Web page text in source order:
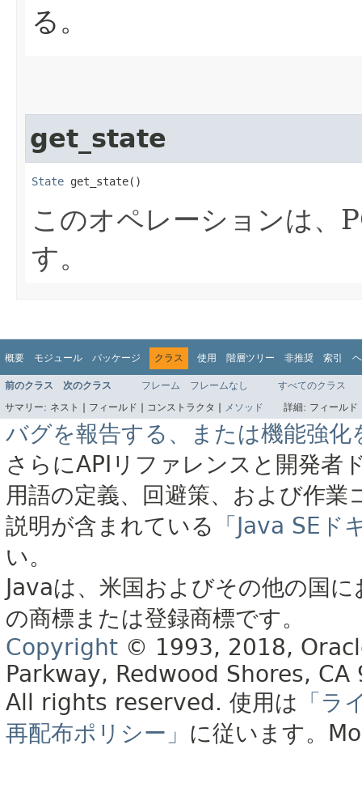
る。
get_state
State get_state()
このオペレーションは、
す。
概要 モジュール パッケージ クラス 使用 階層ツリー 非推奨 索引
前のクラス 次のクラス フレーム フレームなし
すべてのクラス
サマリー: ネスト | フィールド | コンストラクタ | メソッド 詳細: フィール
バグを報告する、または機能強化
さらにAPIリファレンスと開発者
用語の定義、回避策、および作
説明が含まれている
「Java SE
い。
Javaは、米国およびその他の国
の商標または登録商標です。
Copyright © 1993, 2018,
Parkway, Redwood Shores, CA
All rights reserved. 使用は 「ラ
再配布ポリシー」 に従います。